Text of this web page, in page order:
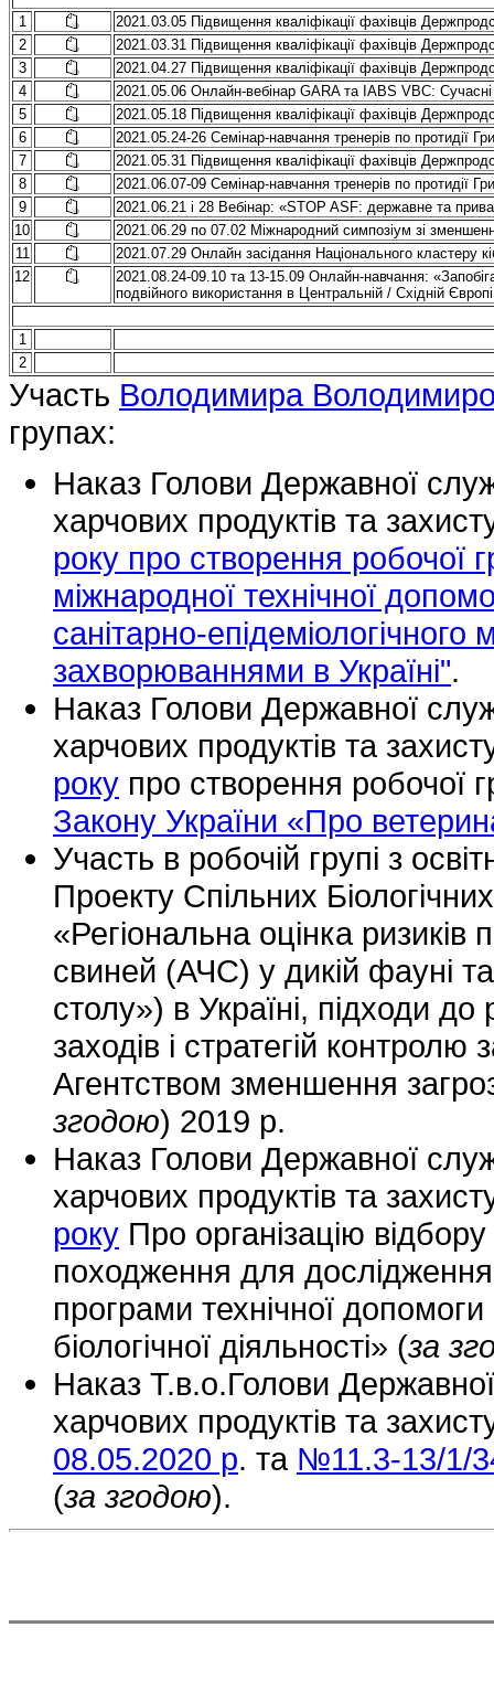
1
2021.03.05 Підвищення кваліфікації фахівців
2
2021.03.31 Підвищення кваліфікації фахівців
3
2021.04.27 Підвищення кваліфікації фахівців
4
2021.05.06 Онлайн-вебінар GARA та IABS VBC:
5
2021.05.18 Підвищення кваліфікації фахівців
6
2021.05.24-26 Семінар-навчання тренерів по протидії
7
2021.05.31 Підвищення кваліфікації фахівців
8
2021.06.07-09 Семінар-навчання тренерів по протидії
9
2021.06.21 і 28 Вебінар: «STOP ASF: державне та
10
2021.06.29 по 07.02 Міжнародний симпозіум зі
11
2021.07.29 Онлайн засідання Національного кластеру
12
2021.08.24-09.10 та 13-15.09 Онлайн-навчання:
подвійного використання в Центральній / Східній
1
2
Участь Володимира
групах:
Наказ Голови Державної
харчових продуктів та
року про створення робочої
міжнародної технічної
санітарно-
захворюваннями в Україні".
Наказ Голови Державної
харчових продуктів та
року про створення робочої
Закону України «Про
Участь в робочій групі з
Проекту Спільних
«Регіональна оцінка
свиней (АЧС) у дикій фауні
столу») в Україні, підходи
заходів і стратегій
Агентством зменшення
згодою) 2019 р.
Наказ Голови Державної
харчових продуктів та
року Про організацію
походження для
програми технічної
біологічної діяльності» (за
Наказ Т.в.о.Голови
харчових продуктів та
08.05.2020 р. та №11.3-13/1/
(за згодою).